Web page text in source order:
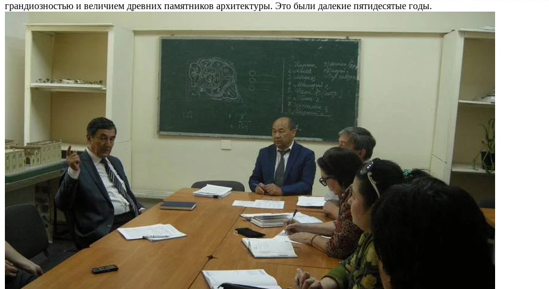
грандиозностью и величием древних памятников архитектуры. Это были далекие пятидесятые годы.